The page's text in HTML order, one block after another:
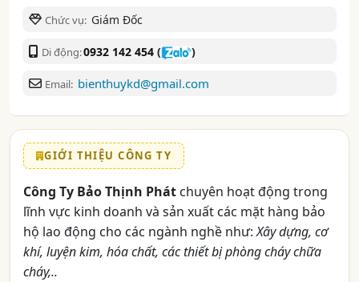
Chức vụ: Giám Đốc
Di động:0932 142 454 ( )
Email: bienthuykd@gmail.com
GIỚI THIỆU CÔNG TY
Công Ty Bảo Thịnh Phát chuyên hoạt động trong
lĩnh vực kinh doanh và sản xuất các mặt hàng bảo
hộ lao động cho các ngành nghề như:Xây dựng, cơ
khí, luyện kim, hóa chất, các thiết bị phòng cháy chữa
cháy,..